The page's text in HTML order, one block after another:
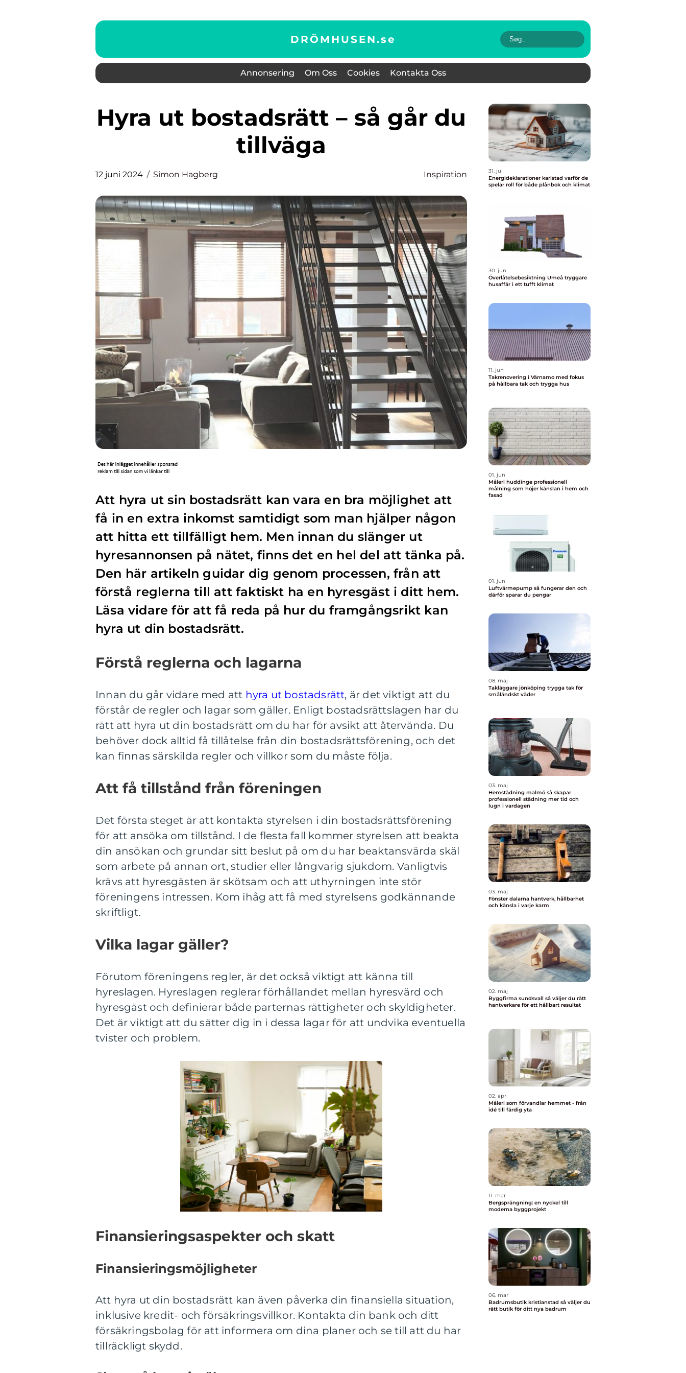
DRÖMHUSEN.se
Annonsering Om Oss Cookies Kontakta Oss
Hyra ut bostadsrätt – så går du
tillväga
12 juni 2024 Simon Hagberg Inspiration
Att hyra ut sin bostadsrätt kan vara en bra möjlighet att
få in en extra inkomst samtidigt som man hjälper någon
att hitta ett tillfälligt hem. Men innan du slänger ut
hyresannonsen på nätet, finns det en hel del att tänka på.
Den här artikeln guidar dig genom processen, från att
förstå reglerna till att faktiskt ha en hyresgäst i ditt hem.
Läsa vidare för att få reda på hur du framgångsrikt kan
hyra ut din bostadsrätt.
Förstå reglerna och lagarna
Innan du går vidare med att hyra ut bostadsrätt, är det viktigt att du
förstår de regler och lagar som gäller. Enligt bostadsrättslagen har du
rätt att hyra ut din bostadsrätt om du har för avsikt att återvända. Du
behöver dock alltid få tillåtelse från din bostadsrättsförening, och det
kan finnas särskilda regler och villkor som du måste följa.
Att få tillstånd från föreningen
Det första steget är att kontakta styrelsen i din bostadsrättsförening
för att ansöka om tillstånd. I de flesta fall kommer styrelsen att beakta
din ansökan och grundar sitt beslut på om du har beaktansvärda skäl
som arbete på annan ort, studier eller långvarig sjukdom. Vanligtvis
krävs att hyresgästen är skötsam och att uthyrningen inte stör
föreningens intressen. Kom ihåg att få med styrelsens godkännande
skriftligt.
Vilka lagar gäller?
Förutom föreningens regler, är det också viktigt att känna till
hyreslagen. Hyreslagen reglerar förhållandet mellan hyresvärd och
hyresgäst och definierar både parternas rättigheter och skyldigheter.
Det är viktigt att du sätter dig in i dessa lagar för att undvika eventuella
tvister och problem.
Finansieringsaspekter och skatt
Finansieringsmöjligheter
Att hyra ut din bostadsrätt kan även påverka din finansiella situation,
inklusive kredit- och försäkringsvillkor. Kontakta din bank och ditt
försäkringsbolag för att informera om dina planer och se till att du har
tillräckligt skydd.
31. jul
Energideklarationer karlstad varför de
spelar roll för både plånbok och klimat
30. jun
Överlåtelsebesiktning Umeå tryggare
husaffär i ett tufft klimat
11. jun
Takrenovering i Värnamo med fokus
på hållbara tak och trygga hus
01. jun
Måleri huddinge professionell
målning som höjer känslan i hem och
fasad
01. jun
Luftvärmepump så fungerar den och
därför sparar du pengar
08. maj
Takläggare jönköping trygga tak för
småländskt väder
03. maj
Hemstädning malmö så skapar
professionell städning mer tid och
lugn i vardagen
03. maj
Fönster dalarna hantverk, hållbarhet
och känsla i varje karm
02. maj
Byggfirma sundsvall så väljer du rätt
hantverkare för ett hållbart resultat
02. apr
Måleri som förvandlar hemmet - från
idé till färdig yta
11. mar
Bergsprängning: en nyckel till
moderna byggprojekt
06. mar
Badrumsbutik kristianstad så väljer du
rätt butik för ditt nya badrum